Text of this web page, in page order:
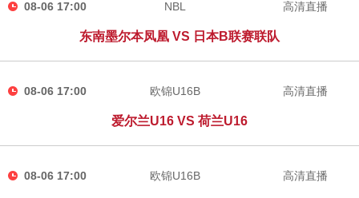
08-06 17:00 NBL
东南墨尔本凤凰 VS 日本B联赛联队
高清直播
08-06 17:00 欧锦U16B
爱尔兰U16 VS 荷兰U16
高清直播
08-06 17:00 欧锦U16B 高清直播